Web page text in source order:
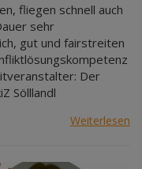
fliegen schnell auch
sehr
gut und fairstreiten
Der
Sölllandl
Weiterlesen